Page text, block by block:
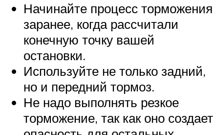
Начинайте процесс торможения
заранее, когда рассчитали
конечную точку вашей
остановки.
Используйте не только задний,
но и передний тормоз.
Не надо выполнять резкое
торможение, так как оно создает